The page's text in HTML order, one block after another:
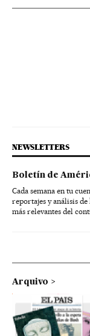
NEWSLETTERS
Boletín de
Cada semana en tu
reportajes y análisis
más relevantes del
Arquivo